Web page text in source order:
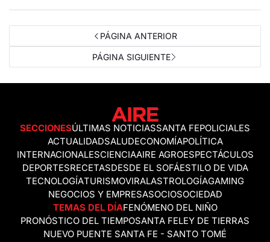
PÁGINA ANTERIOR
PÁGINA SIGUIENTE
SECCIONESÚLTIMAS NOTICIASSANTA FEPOLICIALES
ACTUALIDADSALUDECONOMÍAPOLÍTICA
INTERNACIONALESCIENCIAAIRE AGROESPECTÁCULOS
DEPORTESRECETASDESDE EL SOFÁESTILO DE VIDA
TECNOLOGÍATURISMOVIRALASTROLOGÍAGAMING
NEGOCIOS Y EMPRESASOCIOSOCIEDAD
TEMAS DEL DÍAFENÓMENO DEL NIÑO
PRONÓSTICO DEL TIEMPOSANTA FELEY DE TIERRAS
NUEVO PUENTE SANTA FE - SANTO TOMÉ